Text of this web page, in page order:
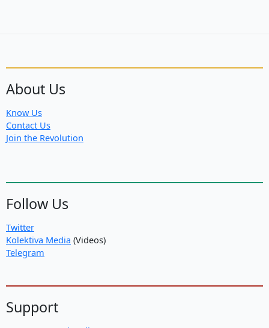
About Us
Know Us
Contact Us
Join the Revolution
Follow Us
Twitter
Kolektiva Media (Videos)
Telegram
Support